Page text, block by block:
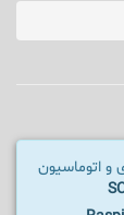
و اتوماسیون